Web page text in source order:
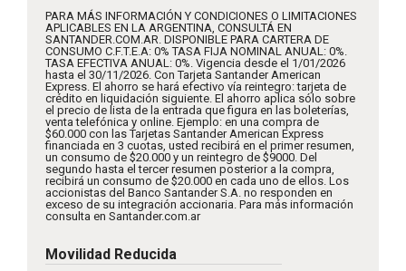
PARA MÁS INFORMACIÓN Y CONDICIONES O LIMITACIONES
APLICABLES EN LA ARGENTINA, CONSULTÁ EN
SANTANDER.COM.AR. DISPONIBLE PARA CARTERA DE
CONSUMO C.F.T.E.A: 0% TASA FIJA NOMINAL ANUAL: 0%.
TASA EFECTIVA ANUAL: 0%. Vigencia desde el 1/01/2026
hasta el 30/11/2026. Con Tarjeta Santander American
Express. El ahorro se hará efectivo vía reintegro: tarjeta de
crédito en liquidación siguiente. El ahorro aplica sólo sobre
el precio de lista de la entrada que figura en las boleterías,
venta telefónica y online. Ejemplo: en una compra de
$60.000 con las Tarjetas Santander American Express
financiada en 3 cuotas, usted recibirá en el primer resumen,
un consumo de $20.000 y un reintegro de $9000. Del
segundo hasta el tercer resumen posterior a la compra,
recibirá un consumo de $20.000 en cada uno de ellos. Los
accionistas del Banco Santander S.A. no responden en
exceso de su integración accionaria. Para más información
consulta en Santander.com.ar
Movilidad Reducida